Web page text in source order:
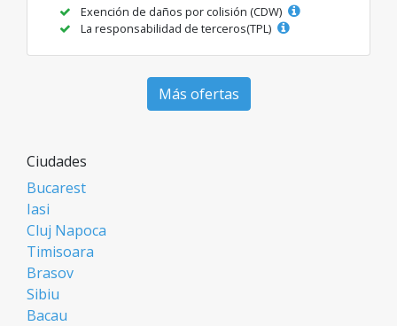
Exención de daños por colisión (CDW)
La responsabilidad de terceros(TPL)
Más ofertas
Ciudades
Bucarest
Iasi
Cluj Napoca
Timisoara
Brasov
Sibiu
Bacau